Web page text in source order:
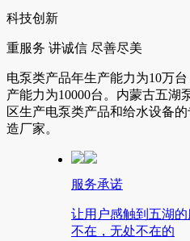
科技创新
重服务 讲诚信 尽善尽美
电泵类产品年生产能力为10万
产能力为10000台。内蒙古五湖
区生产电泵类产品和给水设备
造厂家。
服务承诺
让用户感触到五湖
不在，无处不在的